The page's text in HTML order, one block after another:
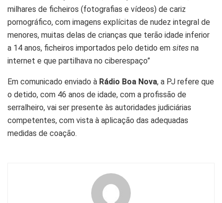
milhares de ficheiros (fotografias e vídeos) de cariz
pornográfico, com imagens explícitas de nudez integral de
menores, muitas delas de crianças que terão idade inferior
a 14 anos, ficheiros importados pelo detido em sites na
internet e que partilhava no ciberespaço”
Em comunicado enviado à Rádio Boa Nova, a PJ refere que
o detido, com 46 anos de idade, com a profissão de
serralheiro, vai ser presente às autoridades judiciárias
competentes, com vista à aplicação das adequadas
medidas de coação.